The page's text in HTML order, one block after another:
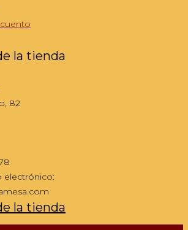
la tienda
82
electrónico:
la tienda